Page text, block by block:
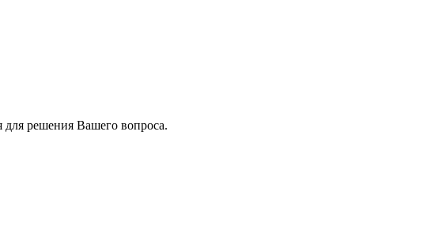
решения Вашего вопроса.